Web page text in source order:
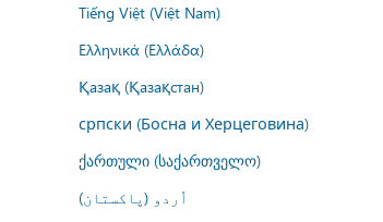
Tiếng Việt (Việt Nam)
Ελληνικά (Ελλάδα)
Қазақ (Қазақстан)
српски (Босна и Херцеговина)
ქართული (საქართველო)
اُردو (پاکستان)